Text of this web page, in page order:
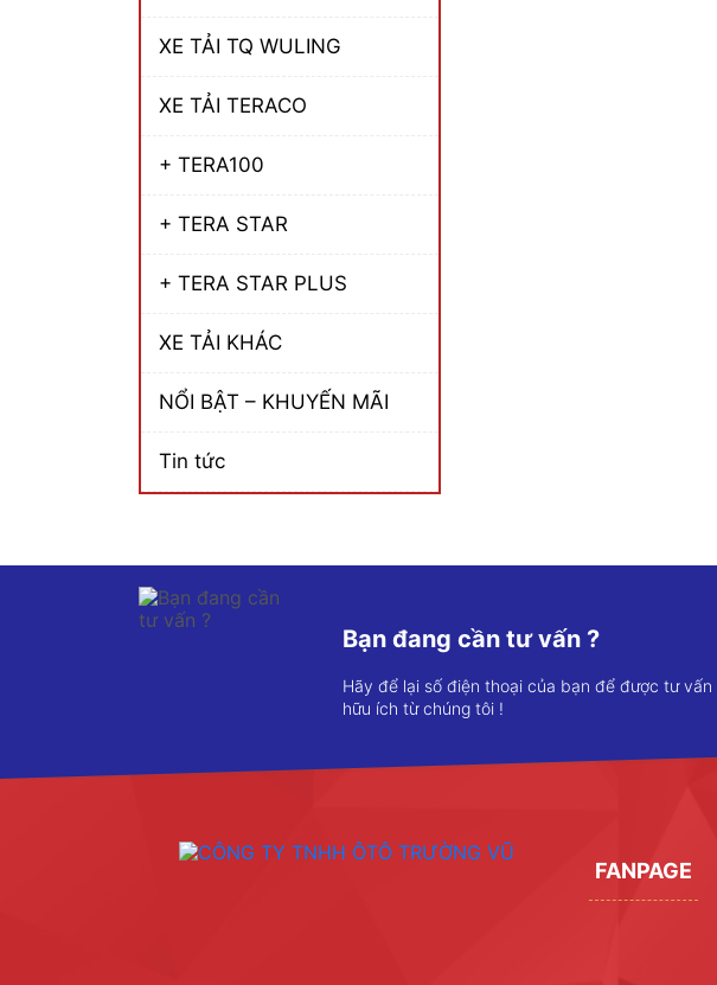
XE TẢI TQ WULING
XE TẢI TERACO
+ TERA100
+ TERA STAR
+ TERA STAR PLUS
XE TẢI KHÁC
NỔI BẬT – KHUYẾN MÃI
Tin tức
Bạn đang cần tư vấn ?
Hãy để lại số điện thoại của bạn để được tư vấn
hữu ích từ chúng tôi !
FANPAGE